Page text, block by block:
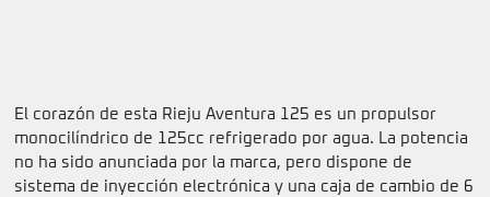
El corazón de esta Rieju Aventura 125 es un propulsor
monocilíndrico de 125cc refrigerado por agua. La potencia
no ha sido anunciada por la marca, pero dispone de
sistema de inyección electrónica y una caja de cambio de 6